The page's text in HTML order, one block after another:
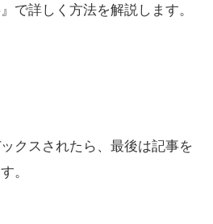
で詳しく方法を解説します。
クスされたら、最後は記事を
。